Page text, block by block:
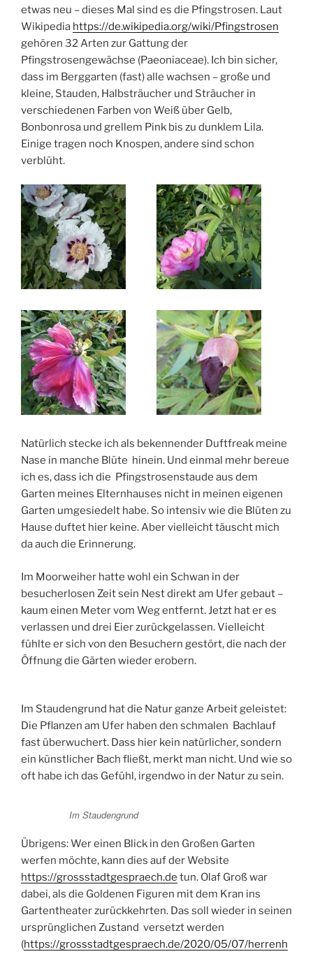
etwas neu – dieses Mal sind es die Pfingstrosen. Laut
Wikipedia https://de.wikipedia.org/wiki/Pfingstrosen
gehören 32 Arten zur Gattung der
Pfingstrosengewächse (Paeoniaceae). Ich bin sicher,
dass im Berggarten (fast) alle wachsen – große und
kleine, Stauden, Halbsträucher und Sträucher in
verschiedenen Farben von Weiß über Gelb,
Bonbonrosa und grellem Pink bis zu dunklem Lila.
Einige tragen noch Knospen, andere sind schon
verblüht.
Natürlich stecke ich als bekennender Duftfreak meine
Nase in manche Blüte hinein. Und einmal mehr bereue
ich es, dass ich die Pfingstrosenstaude aus dem
Garten meines Elternhauses nicht in meinen eigenen
Garten umgesiedelt habe. So intensiv wie die Blüten zu
Hause duftet hier keine. Aber vielleicht täuscht mich
da auch die Erinnerung.
Im Moorweiher hatte wohl ein Schwan in der
besucherlosen Zeit sein Nest direkt am Ufer gebaut –
kaum einen Meter vom Weg entfernt. Jetzt hat er es
verlassen und drei Eier zurückgelassen. Vielleicht
fühlte er sich von den Besuchern gestört, die nach der
Öffnung die Gärten wieder erobern.
Im Staudengrund hat die Natur ganze Arbeit geleistet:
Die Pflanzen am Ufer haben den schmalen Bachlauf
fast überwuchert. Dass hier kein natürlicher, sondern
ein künstlicher Bach fließt, merkt man nicht. Und wie so
oft habe ich das Gefühl, irgendwo in der Natur zu sein.
Im Staudengrund
Übrigens: Wer einen Blick in den Großen Garten
werfen möchte, kann dies auf der Website
https://grossstadtgespraech.de tun. Olaf Groß war
dabei, als die Goldenen Figuren mit dem Kran ins
Gartentheater zurückkehrten. Das soll wieder in seinen
ursprünglichen Zustand versetzt werden
(https://grossstadtgespraech.de/2020/05/07/herrenh